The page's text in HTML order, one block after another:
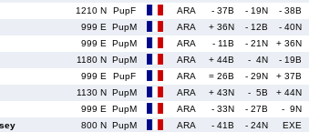
1210 N PupF ARA - 37B - 19N - 38B
999 E PupM ARA + 36N - 12B - 40N
999 E PupM ARA - 11B - 21N + 36N
1180 N PupM ARA + 44B - 4N - 19B
999 E PupF ARA = 26B - 29N + 37B
1130 N PupM ARA + 43N - 5B + 44N
999 E PupM ARA - 33N - 27B - 9N
800 N PupM ARA - 41B - 24N EXE